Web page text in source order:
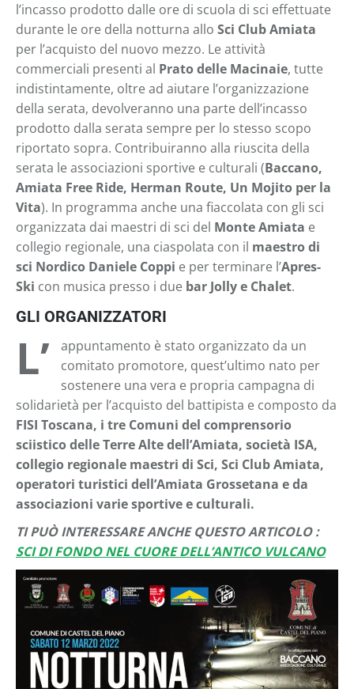
l’incasso prodotto dalle ore di scuola di sci effettuate
durante le ore della notturna allo Sci Club Amiata
per l’acquisto del nuovo mezzo. Le attività
commerciali presenti al Prato delle Macinaie, tutte
indistintamente, oltre ad aiutare l’organizzazione
della serata, devolveranno una parte dell’incasso
prodotto dalla serata sempre per lo stesso scopo
riportato sopra. Contribuiranno alla riuscita della
serata le associazioni sportive e culturali (Baccano,
Amiata Free Ride, Herman Route, Un Mojito per la
Vita). In programma anche una fiaccolata con gli sci
organizzata dai maestri di sci del Monte Amiata e
collegio regionale, una ciaspolata con il maestro di
sci Nordico Daniele Coppi e per terminare l’Apres-
Ski con musica presso i due bar Jolly e Chalet.
GLI ORGANIZZATORI
L’
appuntamento è stato organizzato da un
comitato promotore, quest’ultimo nato per
sostenere una vera e propria campagna di
solidarietà per l’acquisto del battipista e composto da
FISI Toscana, i tre Comuni del comprensorio
sciistico delle Terre Alte dell’Amiata, società ISA,
collegio regionale maestri di Sci, Sci Club Amiata,
operatori turistici dell’Amiata Grossetana e da
associazioni varie sportive e culturali.
TI PUÒ INTERESSARE ANCHE QUESTO ARTICOLO :
SCI DI FONDO NEL CUORE DELL’ANTICO VULCANO